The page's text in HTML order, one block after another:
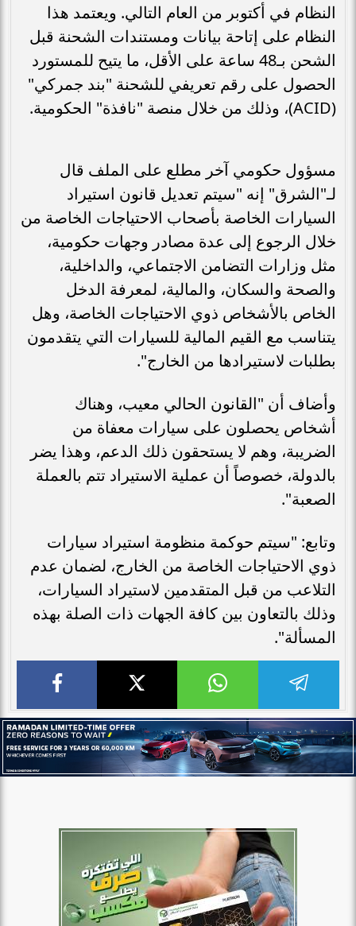
النظام في أكتوبر من العام التالي. ويعتمد هذا
النظام على إتاحة بيانات ومستندات الشحنة قبل
الشحن بـ48 ساعة على الأقل، ما يتيح للمستورد
الحصول على رقم تعريفي للشحنة "بند جمركي"
(ACID)، وذلك من خلال منصة "نافذة" الحكومية.
مسؤول حكومي آخر مطلع على الملف قال
لـ"الشرق" إنه "سيتم تعديل قانون استيراد
السيارات الخاصة بأصحاب الاحتياجات الخاصة من
خلال الرجوع إلى عدة مصادر وجهات حكومية،
مثل وزارات التضامن الاجتماعي، والداخلية،
والصحة والسكان، والمالية، لمعرفة الدخل
الخاص بالأشخاص ذوي الاحتياجات الخاصة، وهل
يتناسب مع القيم المالية للسيارات التي يتقدمون
بطلبات لاستيرادها من الخارج".
وأضاف أن "القانون الحالي معيب، وهناك
أشخاص يحصلون على سيارات معفاة من
الضريبة، وهم لا يستحقون ذلك الدعم، وهذا يضر
بالدولة، خصوصاً أن عملية الاستيراد تتم بالعملة
الصعبة".
وتابع: "سيتم حوكمة منظومة استيراد سيارات
ذوي الاحتياجات الخاصة من الخارج، لضمان عدم
التلاعب من قبل المتقدمين لاستيراد السيارات،
وذلك بالتعاون بين كافة الجهات ذات الصلة بهذه
المسألة".